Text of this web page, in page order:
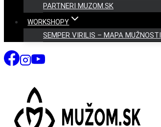
PARTNERI MUZOM.SK
WORKSHOPY
SEMPER VIRILIS – MAPA MUŽNOSTI